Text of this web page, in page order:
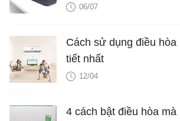
06/07
Cách sử dụng điều hòa
tiết nhất
12/04
4 cách bật điều hòa